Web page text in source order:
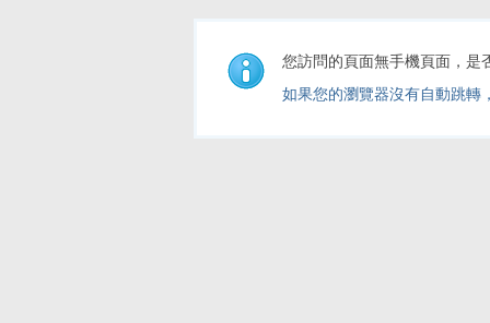
您訪問的頁面無手機頁面，是
如果您的瀏覽器沒有自動跳轉